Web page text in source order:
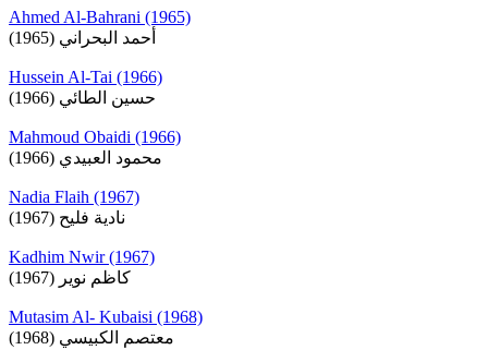
Ahmed Al-Bahrani (1965)
أحمد البحراني (1965)
Hussein Al-Tai (1966)
حسين الطائي (1966)
Mahmoud Obaidi (1966)
محمود العبيدي (1966)
Nadia Flaih (1967)
نادية فليح (1967)
Kadhim Nwir (1967)
كاظم نوير (1967)
Mutasim Al- Kubaisi (1968)
معتصم الكبيسي (1968)